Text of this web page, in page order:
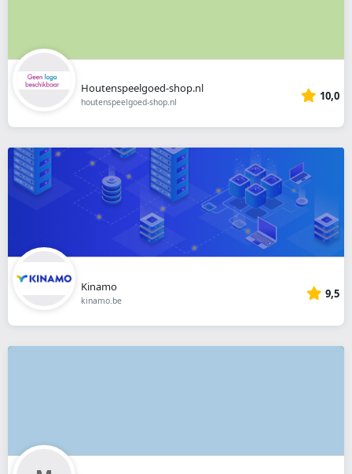
Houtenspeelgoed-shop.nl
houtenspeelgoed-shop.nl 10,0
Kinamo
kinamo.be 9,5